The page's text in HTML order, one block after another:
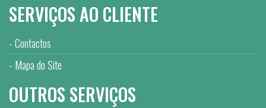
SERVIÇOS AO CLIENTE
Contactos
Mapa do Site
OUTROS SERVIÇOS